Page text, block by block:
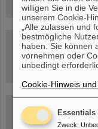
jetzt
Blog Beam On
willigen Sie in die
unserem Cookie-
„Alle zulassen und
bestmögliche
haben. Sie können
vornehmen oder
unbedingt
Cookie-Hinweis
Essentials
Zweck: